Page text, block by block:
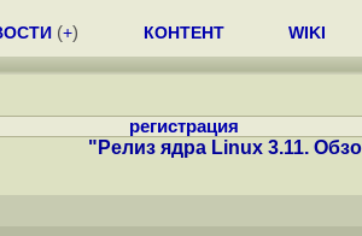
(+) КОНТЕНТ WIKI
регистрация
"Релиз ядра Linux 3.11.